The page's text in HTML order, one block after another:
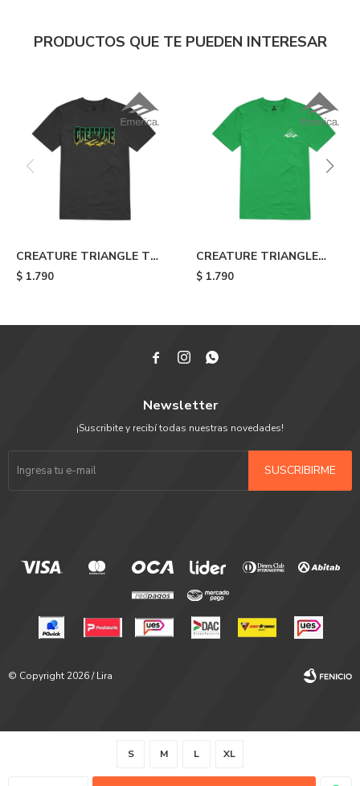
S M L XL
PRODUCTOS QUE TE PUEDEN INTERESAR
CREATURE TRIANGLE TEE
- Black
$ 1.790
CREATURE TRIANGLE
WEB TEE - Green
$ 1.790
  
Newsletter
¡Suscribite y recibí todas nuestras novedades!
SUSCRIBIRME
© Copyright 2026 / Lira